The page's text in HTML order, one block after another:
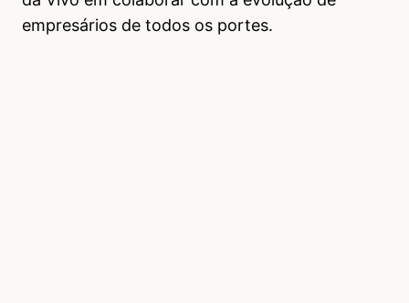
empresários de todos os portes.